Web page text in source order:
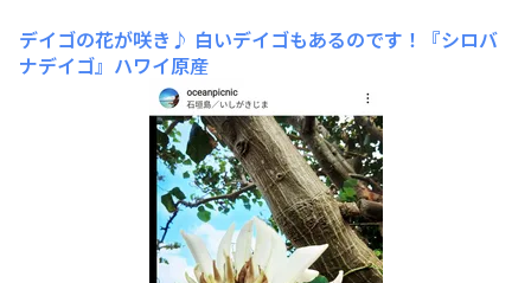
デイゴの花が咲き♪ 白いデイゴもあるのです！『シロバ
ナデイゴ』ハワイ原産